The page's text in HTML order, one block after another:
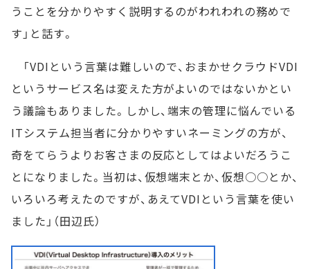
うことを分かりやすく説明するのがわれわれの務めで
す」と話す。
「VDIという言葉は難しいので、おまかせクラウドVDI
というサービス名は変えた方がよいのではないかとい
う議論もありました。しかし、端末の管理に悩んでいる
ITシステム担当者に分かりやすいネーミングの方が、
奇をてらうよりお客さまの反応としてはよいだろうこ
とになりました。当初は、仮想端末とか、仮想○○とか、
いろいろ考えたのですが、あえてVDIという言葉を使い
ました」（田辺氏）